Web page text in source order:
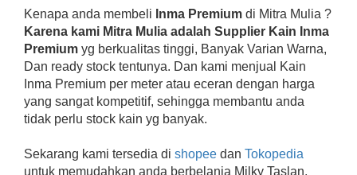
Kenapa anda membeli Inma Premium di Mitra Mulia ?
Karena kami Mitra Mulia adalah Supplier Kain Inma
Premium yg berkualitas tinggi, Banyak Varian Warna,
Dan ready stock tentunya. Dan kami menjual Kain
Inma Premium per meter atau eceran dengan harga
yang sangat kompetitif, sehingga membantu anda
tidak perlu stock kain yg banyak.
Sekarang kami tersedia di shopee dan Tokopedia
untuk memudahkan anda berbelanja Milky Taslan,